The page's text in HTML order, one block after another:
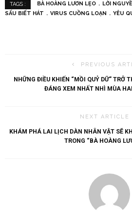
TAGS : BÀ HOÀNG LƯƠN LẸO LỜI
SẤU BIẾT HÁT
VIRUS CUỒNG LOẠN YÊU
PREVIOUS
NHỮNG ĐIỀU KHIẾN “MỒI QUỶ DỮ” TRỞ
ĐÁNG XEM NHẤT NHÌ MÙA
NEXT ARTICLE
KHÁM PHÁ LAI LỊCH DÀN NHÂN VẬT SẼ
TRONG “BÀ HOÀNG